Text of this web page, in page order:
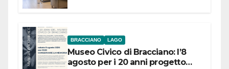
BRACCIANO LAGO
Museo Civico di Bracciano: l’8
agosto per i 20 anni progetto